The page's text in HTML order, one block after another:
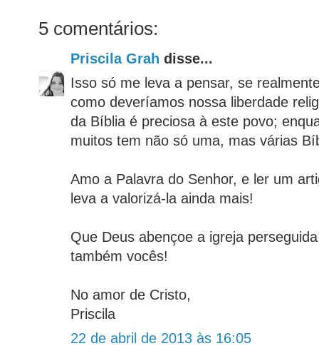
5 comentários:
Priscila Grah disse...
Isso só me leva a pensar, se
como deveríamos nossa liberdade
da Bíblia é preciosa à este povo;
muitos tem não só uma, mas várias
Amo a Palavra do Senhor, e ler um
leva a valorizá-la ainda mais!
Que Deus abençoe a igreja
também vocês!
No amor de Cristo,
Priscila
22 de abril de 2013 às 16:05